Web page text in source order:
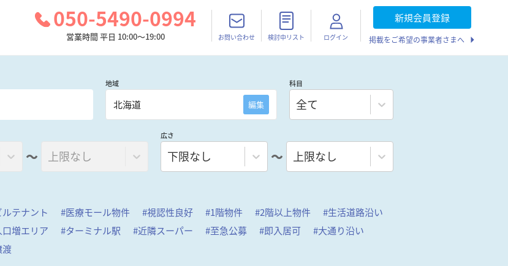
050-5490-0994
営業時間 平日 10:00～19:00 お問い合わせ 検討中リスト ログイン
新規会員登録
掲載をご希望の事業者さまへ
地域
北海道 編集
科目
全て
〜 上限なし
広さ
下限なし 〜 上限なし
ルテナント #医療モール物件 #視認性良好 #1階物件 #2階以上物件 #生活道路沿い
口増エリア #ターミナル駅 #近隣スーパー #至急公募 #即入居可 #大通り沿い
渡